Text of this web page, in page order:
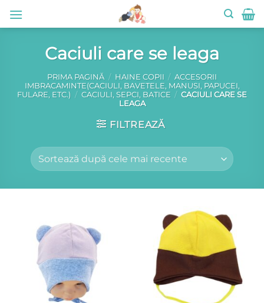
Caciuli care se leaga
PRIMA PAGINĂ / HAINE COPII / ACCESORII
IMBRACAMINTE(CACIULI, BAVETELE, MANUSI, PAPUCEI,
FULARE, ETC.) / CACIULI, SEPCI, BATICE / CACIULI CARE SE
LEAGA
FILTREAZĂ